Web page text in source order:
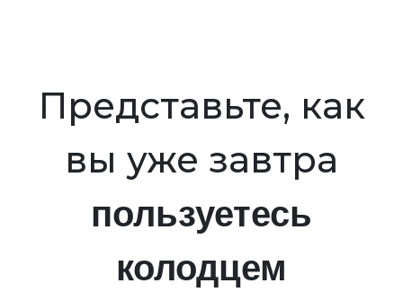
Представьте, как
вы уже завтра
пользуетесь
колодцем